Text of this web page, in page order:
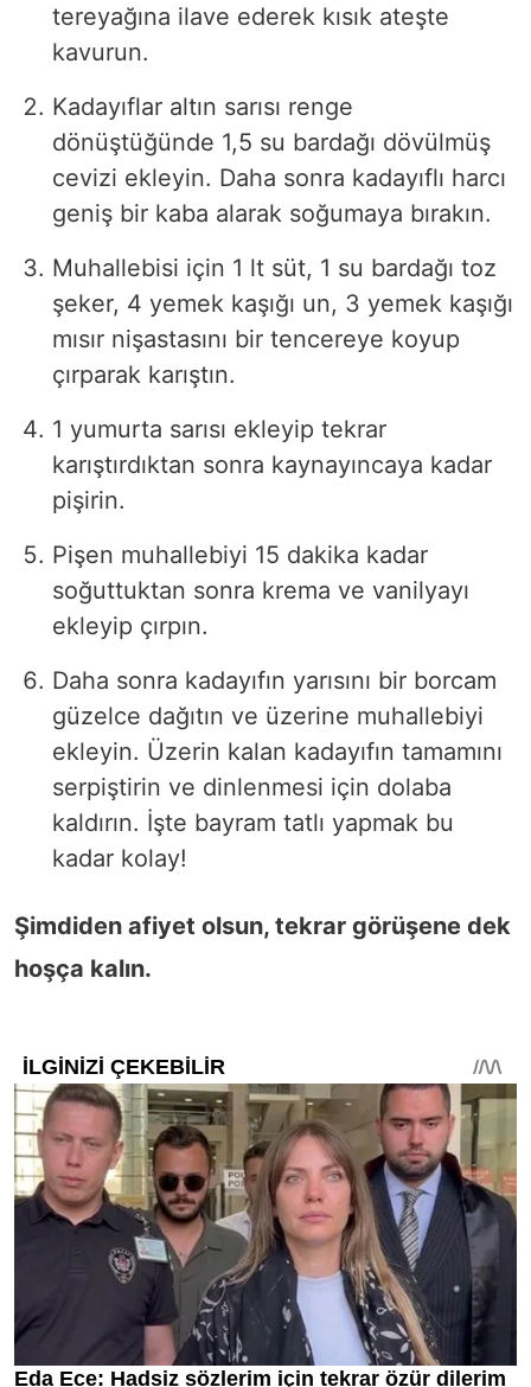
tereyağına ilave ederek kısık ateşte
kavurun.
Kadayıflar altın sarısı renge
dönüştüğünde 1,5 su bardağı dövülmüş
cevizi ekleyin. Daha sonra kadayıflı harcı
geniş bir kaba alarak soğumaya bırakın.
Muhallebisi için 1 lt süt, 1 su bardağı toz
şeker, 4 yemek kaşığı un, 3 yemek kaşığı
mısır nişastasını bir tencereye koyup
çırparak karıştın.
1 yumurta sarısı ekleyip tekrar
karıştırdıktan sonra kaynayıncaya kadar
pişirin.
Pişen muhallebiyi 15 dakika kadar
soğuttuktan sonra krema ve vanilyayı
ekleyip çırpın.
Daha sonra kadayıfın yarısını bir borcam
güzelce dağıtın ve üzerine muhallebiyi
ekleyin. Üzerin kalan kadayıfın tamamını
serpiştirin ve dinlenmesi için dolaba
kaldırın. İşte bayram tatlı yapmak bu
kadar kolay!
Şimdiden afiyet olsun, tekrar görüşene dek
hoşça kalın.